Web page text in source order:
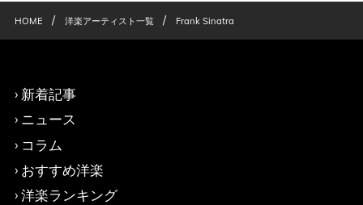
HOME / 洋楽アーティスト一覧 / Frank Sinatra
新着記事
ニュース
コラム
おすすめ洋楽
洋楽ランキング